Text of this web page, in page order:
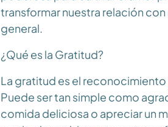
transformar nuestra relación
general.
¿Qué es la Gratitud?
La gratitud es el reconocimiento
Puede ser tan simple como
comida deliciosa o apreciar un